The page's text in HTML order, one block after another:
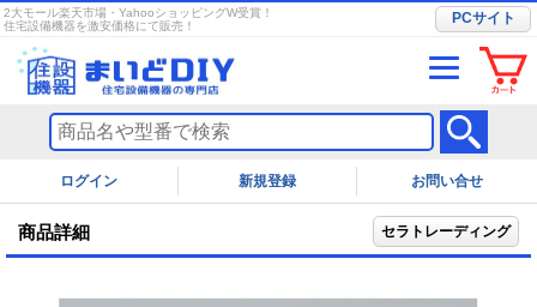
2大モール楽天市場・YahooショッピングW受賞！
住宅設備機器を激安価格にて販売！
PCサイト
ログイン お問い合せ
商品詳細 セラトレーディング